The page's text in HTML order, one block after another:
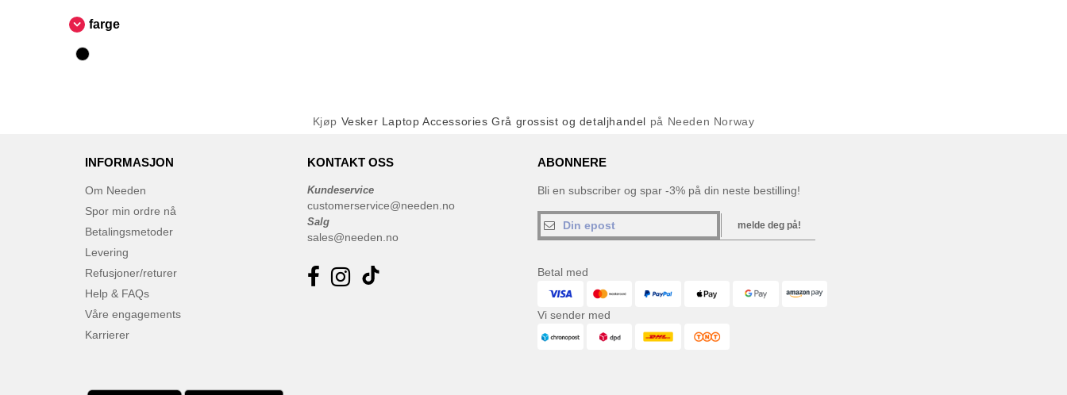
farge
Kjøp Vesker Laptop Accessories Grå grossist og detaljhandel på Needen Norway
INFORMASJON
Om Needen
Spor min ordre nå
Betalingsmetoder
Levering
Refusjoner/returer
Help & FAQs
Våre engagements
Karrierer
KONTAKT OSS
Kundeservice
customerservice@needen.no
Salg
sales@needen.no
ABONNERE
Bli en subscriber og spar -3% på din neste bestilling!
melde deg på!
Betal med
Vi sender med